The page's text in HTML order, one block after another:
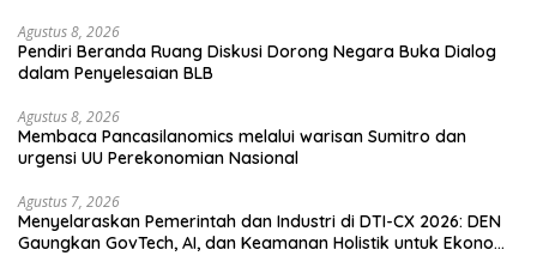
Agustus 8, 2026
Pendiri Beranda Ruang Diskusi Dorong Negara Buka Dialog
dalam Penyelesaian BLB
Agustus 8, 2026
Membaca Pancasilanomics melalui warisan Sumitro dan
urgensi UU Perekonomian Nasional
Agustus 7, 2026
Menyelaraskan Pemerintah dan Industri di DTI-CX 2026: DEN
Gaungkan GovTech, AI, dan Keamanan Holistik untuk Ekonomi